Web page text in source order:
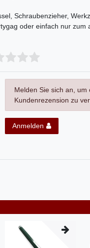
Schraubenzieher,
oder einfach nur zum
Melden Sie sich an, um
Kundenrezension zu
Anmelden